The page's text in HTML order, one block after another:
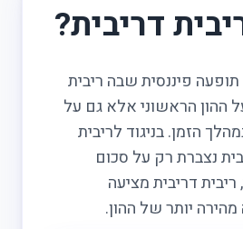
דריבית?
תופעה פיננסית שבה ריבית
ההון הראשוני אלא גם על
הזמן. בניגוד לריבית
נצברת רק על סכום
דריבית מציעה
יותר של ההון.